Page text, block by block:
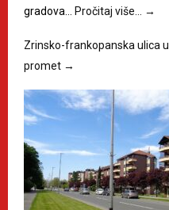
gradova…
Pročitaj više… →
Zrinsko-frankopanska ulica
promet →